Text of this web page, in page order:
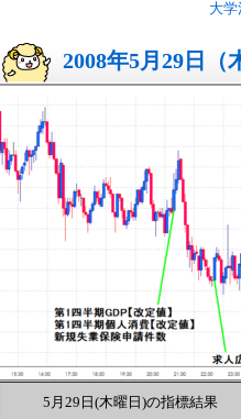
大
2008年5月29日（
5月29日(木曜日)の指標結果